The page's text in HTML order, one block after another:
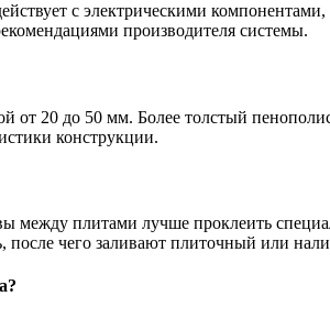
с электрическими
производителя системы.
от 20 до 50 мм. Более толстый
конструкции.
плитами лучше проклеить
чего заливают плиточный или